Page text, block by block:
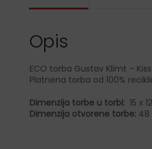
Opis
ECO torba Gustav Klimt – Kiss
Platnena torba od 100%
Dimenzija torbe u torbi: 15 x
Dimenzija otvorene torbe:48